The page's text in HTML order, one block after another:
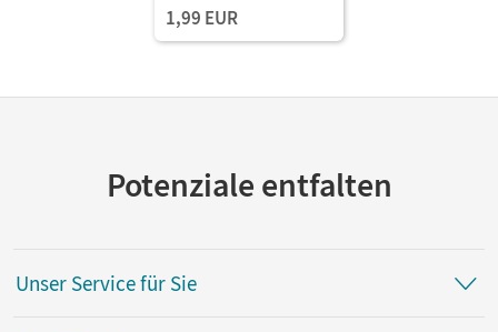
1,99 EUR
Potenziale entfalten
Unser Service für Sie